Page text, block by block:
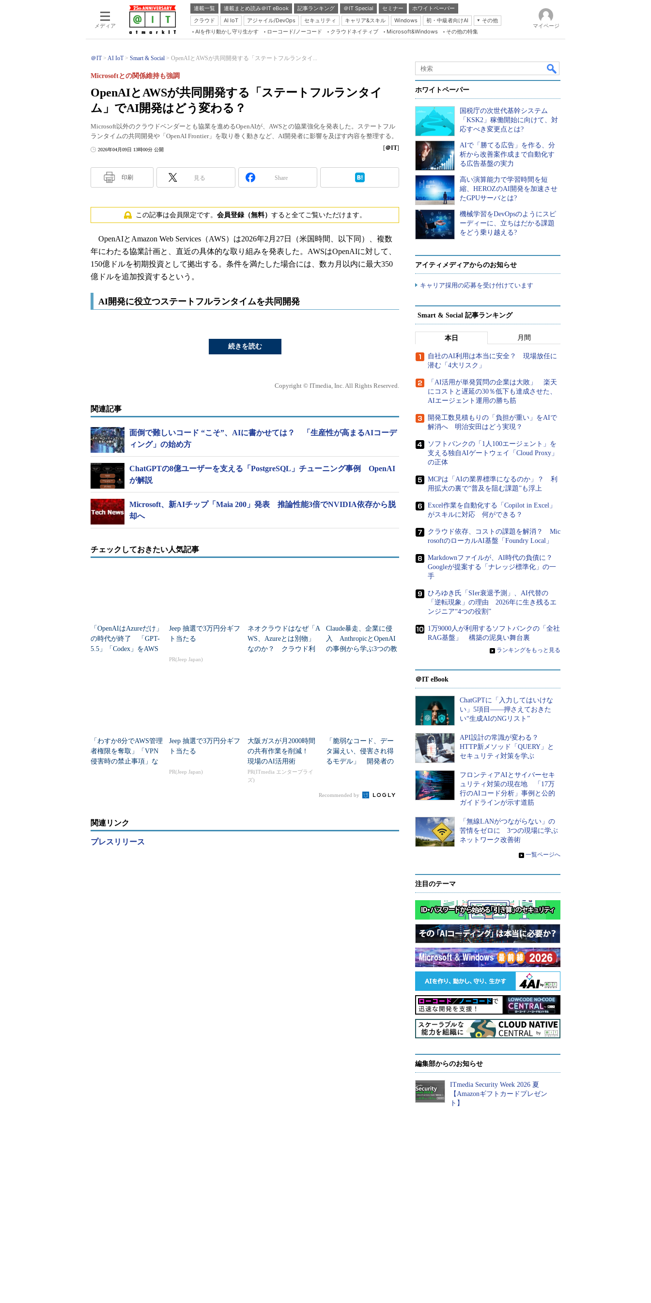
メディア
連載一覧 連載まとめ読み＠IT eBook 記事ランキング ＠IT Special セミナー
ホワイトペーパー
クラウド
AI IoT アジャイル/DevOps セキュリティ キャリア&スキル Windows 初・中級者向けAI
その他
Server & Storage
Database Expert
Linux ＆ OSS
Master of IP Network
ブログ
AIを作り動かし守り生かす ローコード/ノーコード クラウドネイティブ Microsoft&Windows その他の特集
マイページ
＠IT AI IoT Smart & Social OpenAIとAWSが共同開発する「ステートフルランタイ...
OpenAIとAWSが共同開発する「ステートフルランタイ
ム」でAI開発はどう変わる？
Microsoftとの関係維持も強調
Microsoft以外のクラウドベンダーとも協業を進めるOpenAIが、AWSとの協業強化を発表した。ステートフル
ランタイムの共同開発や「OpenAI Frontier」を取り巻く動きなど、AI開発者に影響を及ぼす内容を整理する。
2026年04月09日 13時00分 公開 [＠IT]
印刷 見る Share
この記事は会員限定です。 会員登録（無料） すると全てご覧いただけます。
OpenAIとAmazon Web Services（AWS）は2026年2月27日（米国時間、以下同）、複数
年にわたる協業計画と、直近の具体的な取り組みを発表した。AWSはOpenAIに対して、
150億ドルを初期投資として拠出する。条件を満たした場合には、数カ月以内に最大350
億ドルを追加投資するという。
AI開発に役立つステートフルランタイムを共同開発
続きを読む
Copyright © ITmedia, Inc. All Rights Reserved.
関連記事
面倒で難しいコード “こそ”、AIに書かせては？ 「生産性が高まるAIコーデ
ィング」の始め方
ChatGPTの8億ユーザーを支える「PostgreSQL」チューニング事例 OpenAI
が解説
Microsoft、新AIチップ「Maia 200」発表 推論性能3倍でNVIDIA依存から脱
却へ
チェックしておきたい人気記事
「OpenAIはAzureだけ」
の時代が終了 「GPT-
5.5」「Codex」をAWS
Jeep 抽選で3万円分ギフ
ト当たる
PR(Jeep Japan)
ネオクラウドはなぜ「A
WS、Azureとは別物」
なのか？ クラウド利
Claude暴走、企業に侵
入 AnthropicとOpenAI
の事例から学ぶ3つの教
「わすか8分でAWS管理
者権限を奪取」「VPN
侵害時の禁止事項」な
Jeep 抽選で3万円分ギフ
ト当たる
PR(Jeep Japan)
大阪ガスが月2000時間
の共有作業を削減！
現場のAI活用術
PR(ITmedia エンタープライ
ズ)
「脆弱なコード、デー
タ漏えい、侵害され得
るモデル」 開発者の
Recommended by
関連リンク
プレスリリース
ホワイトペーパー
国税庁の次世代基幹システム
「KSK2」稼働開始に向けて、対
応すべき変更点とは?
AIで「勝てる広告」を作る、分
析から改善案作成まで自動化す
る広告基盤の実力
高い演算能力で学習時間を短
縮、HEROZのAI開発を加速させ
たGPUサーバとは?
機械学習をDevOpsのようにスピ
ーディーに、立ちはだかる課題
をどう乗り越える?
アイティメディアからのお知らせ
キャリア採用の応募を受け付けています
Smart & Social 記事ランキング
本日 月間
自社のAI利用は本当に安全？ 現場放任に
潜む「4大リスク」
「AI活用が単発質問の企業は大敗」 楽天
にコストと遅延の30％低下も達成させた、
AIエージェント運用の勝ち筋
開発工数見積もりの「負担が重い」をAIで
解消へ 明治安田はどう実現？
ソフトバンクの「1人100エージェント」を
支える独自AIゲートウェイ「Cloud Proxy」
の正体
MCPは「AIの業界標準になるのか」？ 利
用拡大の裏で“普及を阻む課題”も浮上
Excel作業を自動化する「Copilot in Excel」
がスキルに対応 何ができる？
クラウド依存、コストの課題を解消？ Mic
rosoftのローカルAI基盤「Foundry Local」
Markdownファイルが、AI時代の負債に？
Googleが提案する「ナレッジ標準化」の一
手
ひろゆき氏「SIer衰退予測」、AI代替の
「逆転現象」の理由 2026年に生き残るエ
ンジニア“4つの役割”
1万9000人が利用するソフトバンクの「全社
RAG基盤」 構築の泥臭い舞台裏
» ランキングをもっと見る
＠IT eBook
ChatGPTに「入力してはいけな
い」5項目――押さえておきた
い“生成AIのNGリスト”
API設計の常識が変わる？
HTTP新メソッド「QUERY」と
セキュリティ対策を学ぶ
フロンティアAIとサイバーセキ
ュリティ対策の現在地 「17万
行のAIコード分析」事例と公的
ガイドラインが示す道筋
「無線LANがつながらない」の
苦情をゼロに 3つの現場に学ぶ
ネットワーク改善術
» 一覧ページへ
注目のテーマ
編集部からのお知らせ
ITmedia Security Week 2026 夏
【Amazonギフトカードプレゼン
ト】